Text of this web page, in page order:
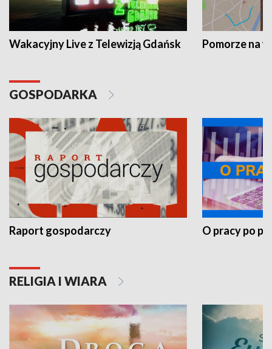
Wakacyjny Live z Telewizją Gdańsk Pomorze na
GOSPODARKA
Raport gospodarczy O pracy po
RELIGIA I WIARA